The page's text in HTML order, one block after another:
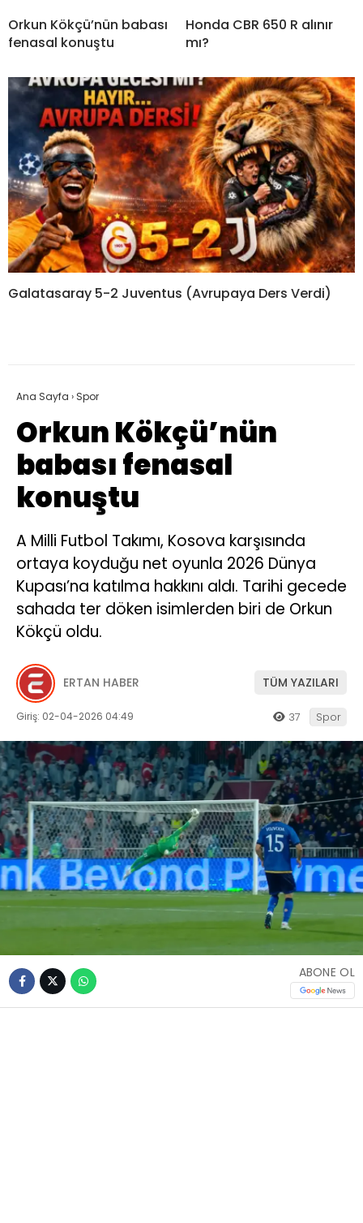
Orkun Kökçü’nün babası
fenasal konuştu
Honda CBR 650 R alınır
mı?
Galatasaray 5-2 Juventus (Avrupaya Ders Verdi)
Ana Sayfa › Spor
Orkun Kökçü’nün
babası fenasal
konuştu
A Milli Futbol Takımı, Kosova karşısında
ortaya koyduğu net oyunla 2026 Dünya
Kupası’na katılma hakkını aldı. Tarihi gecede
sahada ter döken isimlerden biri de Orkun
Kökçü oldu.
ERTAN HABER TÜM YAZILARI
Giriş: 02-04-2026 04:49 37 Spor
ABONE OL